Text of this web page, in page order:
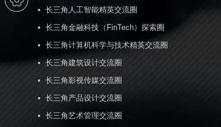
•  长三角人工智能精英交流圈
•  长三角金融科技（FinTech）探索圈
•  长三角计算机科学与技术精英交流圈
•  长三角建筑设计交流圈
•  长三角影视传媒交流圈
•  长三角产品设计交流圈